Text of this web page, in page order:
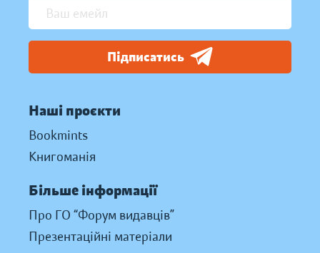
Підписатись
Наші проєкти
Bookmints
Книгоманія
Більше інформації
Про ГО “Форум видавців”
Презентаційні матеріали